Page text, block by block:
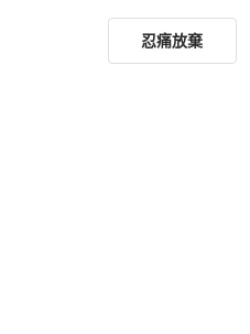
忍痛放棄